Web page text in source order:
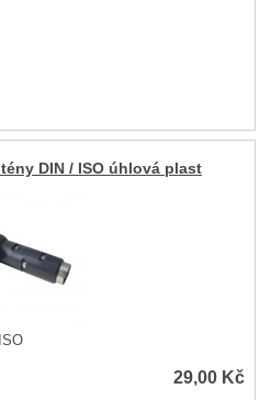
DIN / ISO úhlová plast
29,00 Kč